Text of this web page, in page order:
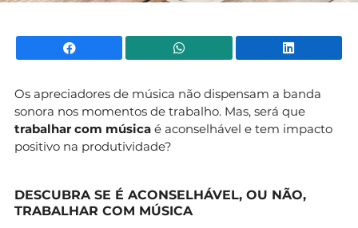
Facebook WhatsApp
Os apreciadores de música não dispensam a banda
sonora nos momentos de trabalho. Mas, será que
trabalhar com música é aconselhável e tem impacto
positivo na produtividade?
DESCUBRA SE É ACONSELHÁVEL, OU NÃO,
TRABALHAR COM MÚSICA